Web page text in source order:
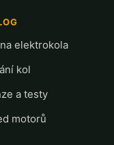
elektrokola
kol
a testy
motorů